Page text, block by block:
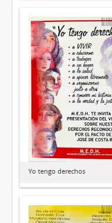
Yo tengo derechos